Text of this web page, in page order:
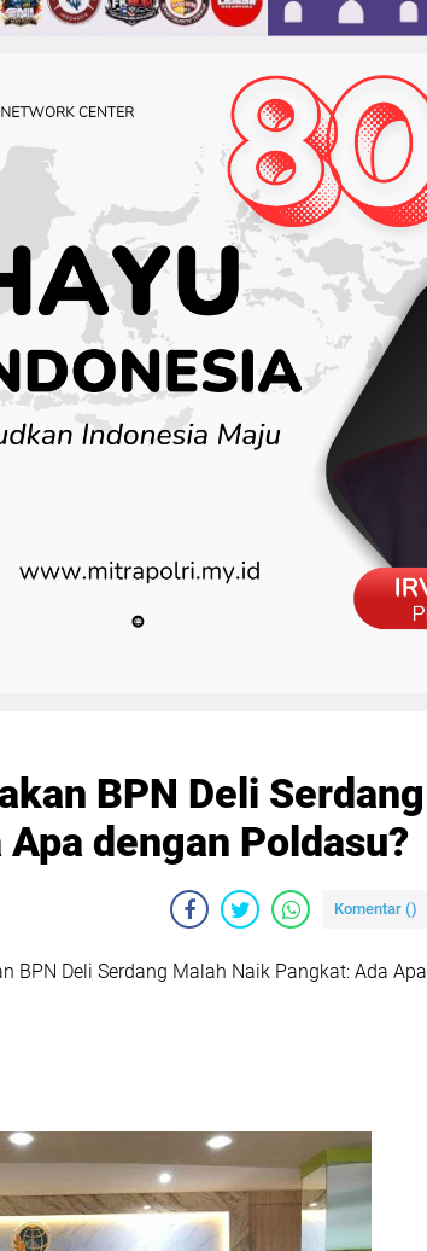
BPN Deli Serdang
dengan Poldasu?
Komentar ()
BPN Deli Serdang Malah Naik Pangkat: Ada Apa